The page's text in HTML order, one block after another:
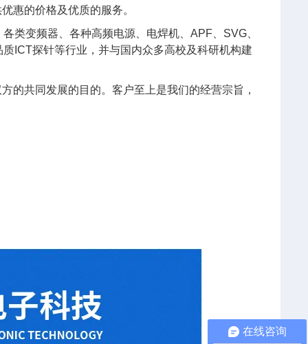
惠的价格及优质的服务。
类变频器、各种高频电源、电焊机、APF、SVG、
ICT探针等行业，并与国内众多高校及科研机构建
的共同发展的目的。客户至上是我们的经营宗旨，
在线咨询